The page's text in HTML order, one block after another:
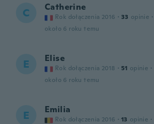
C Catherine
Rok dołączenia 2016 · 33 opinie ·
około 6 roku temu
E Elise
Rok dołączenia 2018 · 51 opinie ·
około 6 roku temu
E Emilia
Rok dołączenia 2016 · 13 opinie ·